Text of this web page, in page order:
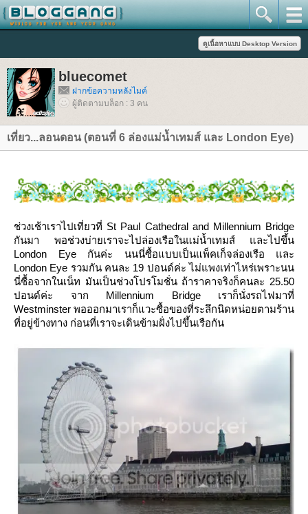
bluecomet
ฝากข้อความหลังไมค์
ผู้ติดตามบล็อก : 3 คน
เที่ยว...ลอนดอน (ตอนที่ 6 ล่องแม่น้ำเทมส์ และ London Eye)
ช่วงเช้าเราไปเที่ยวที่ St Paul Cathedral and Millennium Bridge
กันมา พอช่วงบ่ายเราจะไปล่องเรือในแม่น้ำเทมส์ และไปขึ้น
London Eye กันค่ะ นนนี่ซื้อแบบเป็นแพ็คเก็จล่องเรือ และ
London Eye รวมกัน คนละ 19 ปอนด์ค่ะ ไม่แพงเท่าไหร่เพราะนน
นี่ซื้อจากในเน็ท มันเป็นช่วงโปรโมชั่น ถ้าราคาจริงก็คนละ 25.50
ปอนด์ค่ะ จาก Millennium Bridge เราก็นั่งรถไฟมาที่
Westminster พอออกมาเราก็แวะซื้อของที่ระลึกนิดหน่อยตามร้าน
ที่อยู่ข้างทาง ก่อนที่เราจะเดินข้ามฝั่งไปขึ้นเรือกัน